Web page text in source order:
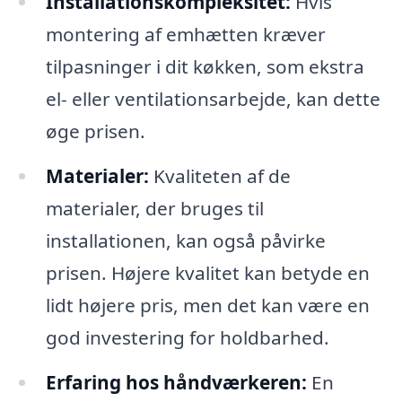
montering af emhætten kræver
tilpasninger i dit køkken, som ekstra
el- eller ventilationsarbejde, kan dette
øge prisen.
Materialer: Kvaliteten af de
materialer, der bruges til
installationen, kan også påvirke
prisen. Højere kvalitet kan betyde en
lidt højere pris, men det kan være en
god investering for holdbarhed.
Erfaring hos håndværkeren: En